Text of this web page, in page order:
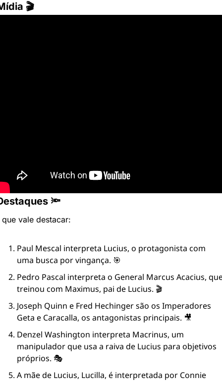
🎬
🔦
que vale destacar:
Paul Mescal interpreta Lucius, o protagonista com
uma busca por vingança. 🎯
Pedro Pascal interpreta o General Marcus Acacius,
treinou com Maximus, pai de Lucius. 🎬
Joseph Quinn e Fred Hechinger são os Imperadores
Geta e Caracalla, os antagonistas principais. 🎥
Denzel Washington interpreta Macrinus, um
manipulador que usa a raiva de Lucius para objetivos
próprios. 🎭
A mãe de Lucius, Lucilla, é interpretada por Connie